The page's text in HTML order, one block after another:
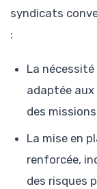
syndicats
:
La
adaptée
des
La mise en
renforcée,
des risques